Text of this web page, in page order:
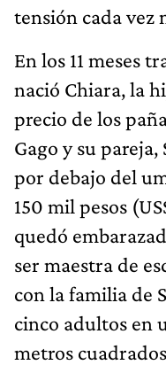
tensión cada vez
En los 11 meses
nació Chiara, la
precio de los
Gago y su
por debajo del
150 mil pesos
quedó
ser maestra de
con la familia de
cinco adultos en
metros